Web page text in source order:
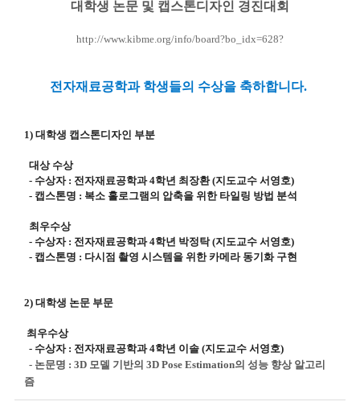
대학생 논문 및 캡스톤디자인 경진대회
http://www.kibme.org/info/board?bo_idx=628?
전자재료공학과 학생들의 수상을 축하합니다.
1) 대학생 캡스톤디자인 부분
대상 수상
- 수상자 : 전자재료공학과 4학년 최장환 (지도교수 서영호)
- 캡스톤명 : 복소 홀로그램의 압축을 위한 타일링 방법 분석
최우수상
- 수상자 : 전자재료공학과 4학년 박정탁 (지도교수 서영호)
- 캡스톤명 : 다시점 촬영 시스템을 위한 카메라 동기화 구현
2) 대학생 논문 부문
최우수상
- 수상자 : 전자재료공학과 4학년 이솔 (지도교수 서영호)
- 논문명 : 3D 모델 기반의 3D Pose Estimation의 성능 향상 알고리
즘